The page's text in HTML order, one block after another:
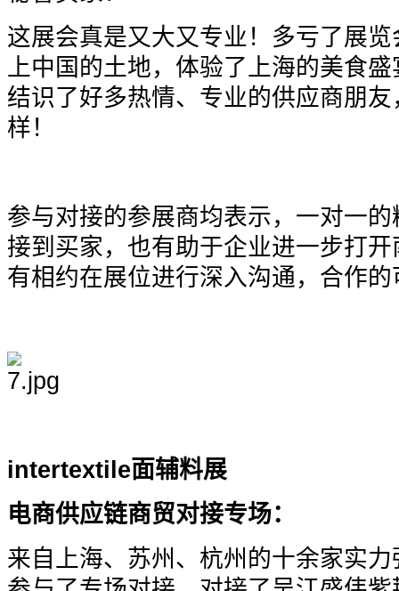
这展会真是又大又专业！多亏了展
上中国的土地，体验了上海的美食
结识了好多热情、专业的供应商朋
样！
参与对接的参展商均表示，一对一
接到买家，也有助于企业进一步打
有相约在展位进行深入沟通，合作
intertextile面辅料展
电商供应链商贸对接专场：
来自上海、苏州、杭州的十余家实